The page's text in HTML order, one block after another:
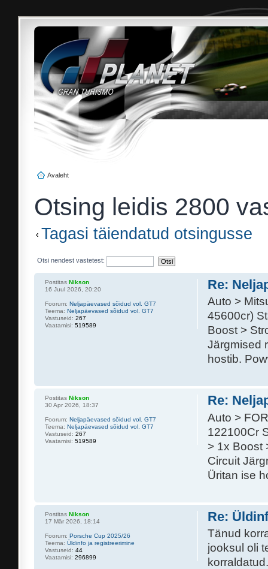
Avaleht
Otsing leidis 2800
Tagasi täiendatud otsingusse
Otsi nendest vastetest:
Re:
Auto >
45600cr)
Boost >
Järgmised
hostib.
Postitas Nikson
16 Juul 2026, 20:20
Foorum: Neljapäevased sõidud vol. GT7
Teema: Neljapäevased sõidud vol. GT7
Vastuseid: 267
Vaatamisi: 519589
Re:
Auto >
122100Cr
> 1x Boost
Circuit
Üritan ise
Postitas Nikson
30 Apr 2026, 18:37
Foorum: Neljapäevased sõidud vol. GT7
Teema: Neljapäevased sõidud vol. GT7
Vastuseid: 267
Vaatamisi: 519589
Re:
Tänud
jooksul oli
Postitas Nikson
17 Mär 2026, 18:14
Foorum: Porsche Cup 2025/26
Teema: Üldinfo ja registreerimine
Vastuseid: 44
Vaatamisi: 296899